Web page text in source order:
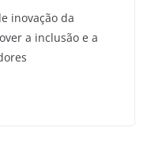
inovação da
a inclusão e a